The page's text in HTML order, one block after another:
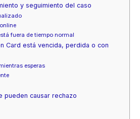
y seguimiento del caso
fuera de tiempo normal
Card está vencida, perdida o con
esperas
pueden causar rechazo